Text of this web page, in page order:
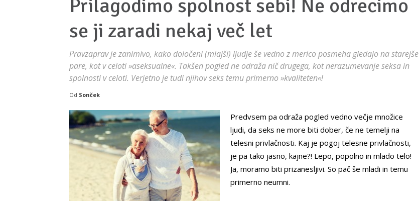
Prilagodimo spolnost sebi! Ne odrecimo
se ji zaradi nekaj več let
Pravzaprav je zanimivo, kako določeni (mlajši) ljudje še vedno z merico posmeha gledajo na starejše
pare, kot v celoti »aseksualne«. Takšen pogled ne odraža nič drugega, kot nerazumevanje seksa in
spolnosti v celoti. Verjetno je tudi njihov seks temu primerno »kvaliteten«!
Od Sonček
Predvsem pa odraža pogled vedno večje množice
ljudi, da seks ne more biti dober, če ne temelji na
telesni privlačnosti. Kaj je pogoj telesne privlačnosti,
je pa tako jasno, kajne?! Lepo, popolno in mlado telo!
Ja, moramo biti prizanesljivi. So pač še mladi in temu
primerno neumni.